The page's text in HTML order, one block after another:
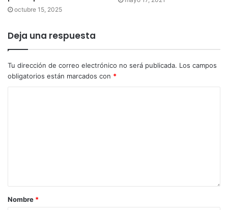
octubre 15, 2025
Deja una respuesta
Tu dirección de correo electrónico no será publicada. Los campos
obligatorios están marcados con *
Nombre *